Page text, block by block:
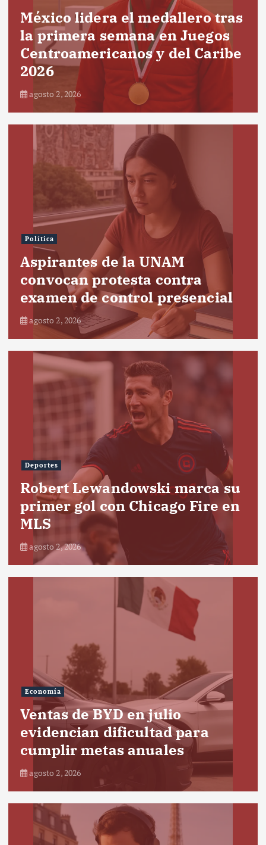
México lidera el medallero tras
la primera semana en Juegos
Centroamericanos y del Caribe
2026
agosto 2, 2026
Política
Aspirantes de la UNAM
convocan protesta contra
examen de control presencial
agosto 2, 2026
Deportes
Robert Lewandowski marca su
primer gol con Chicago Fire en
MLS
agosto 2, 2026
Economía
Ventas de BYD en julio
evidencian dificultad para
cumplir metas anuales
agosto 2, 2026